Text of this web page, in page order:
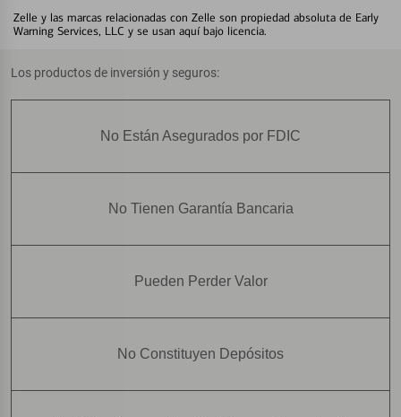
Zelle y las marcas relacionadas con Zelle son propiedad absoluta de Early
Warning Services, LLC y se usan aquí bajo licencia.
Los productos de inversión y seguros:
No Están Asegurados por FDIC
No Tienen Garantía Bancaria
Pueden Perder Valor
No Constituyen Depósitos